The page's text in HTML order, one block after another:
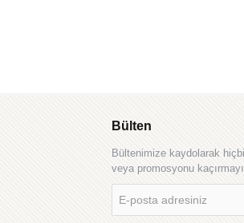
Bülten
Bültenimize kaydolarak
veya promosyonu
posta